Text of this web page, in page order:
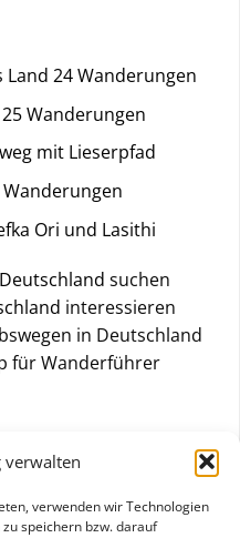
verwenden wir Technologien
speichern bzw. darauf
24 Wanderungen
Wanderungen
mit Lieserpfad
Ori und Lasithi
suchen
interessieren
in Deutschland
für Wanderführer
Wanderführern
weiter!